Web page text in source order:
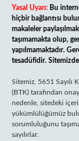
Yasal Uyarı: Bu
hiçbir bağlantısı
makaleler
taşımamakta olup,
yapılmamaktadır.
tesadüfidir.
Sitemiz, 5651 Sayılı
(BTK) tarafından
nedenle, sitedeki
yükümlülüğümüz
sorumluluğunu
sayılırlar.